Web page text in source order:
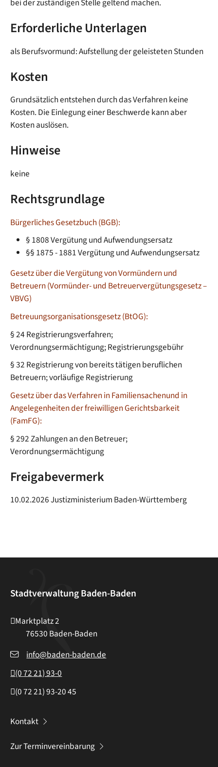
bei der zuständigen Stelle geltend machen.
Erforderliche Unterlagen
als Berufsvormund: Aufstellung der geleisteten Stunden
Kosten
Grundsätzlich entstehen durch das Verfahren keine
Kosten. Die Einlegung einer Beschwerde kann aber
Kosten auslösen.
Hinweise
keine
Rechtsgrundlage
Bürgerliches Gesetzbuch (BGB):
§ 1808Vergütung und Aufwendungsersatz
§§ 1875 - 1881 Vergütung und Aufwendungsersatz
Gesetz über die Vergütung von Vormündern und
Betreuern (Vormünder- und Betreuervergütungsgesetz –
VBVG)
Betreuungsorganisationsgesetz (BtOG):
§ 24 Registrierungsverfahren;
Verordnungsermächtigung; Registrierungsgebühr
§ 32 Registrierung von bereits tätigen beruflichen
Betreuern; vorläufige Registrierung
Gesetz über das Verfahren in Familiensachenund in
Angelegenheiten der freiwilligen Gerichtsbarkeit
(FamFG):
§ 292 Zahlungen an den Betreuer;
Verordnungsermächtigung
Freigabevermerk
10.02.2026 Justizministerium Baden-Württemberg
Stadtverwaltung Baden-Baden
Marktplatz 2
76530 Baden-Baden
info@baden-baden.de
(07221) 93-0
(07221) 93-2045
Kontakt
Zur Terminvereinbarung